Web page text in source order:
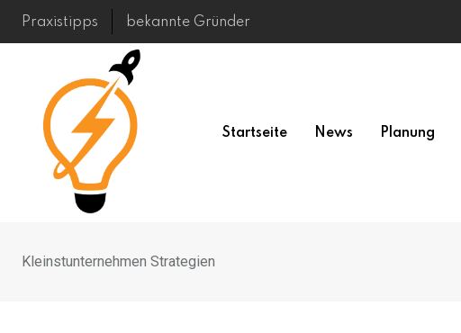
Skip
Praxistipps bekannte Gründer
Startseite News Planung
Kleinstunternehmen Strategien